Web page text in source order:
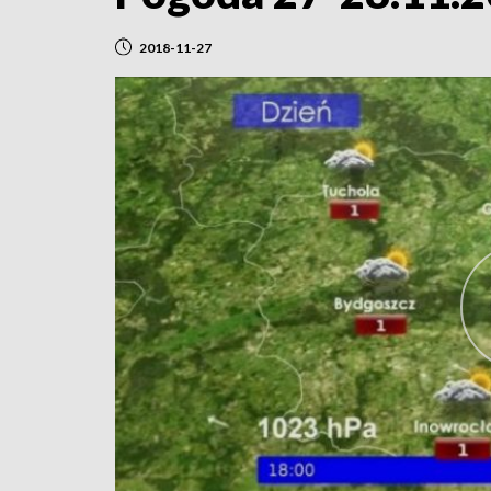
2018-11-27